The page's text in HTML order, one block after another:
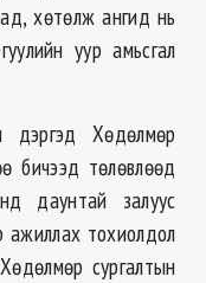
хөтөлж ангид нь
уур амьсгал
Хөдөлмөр
бичээд төлөвлөөд
даунтай залуус
ажиллах тохиолдол
сургалтын